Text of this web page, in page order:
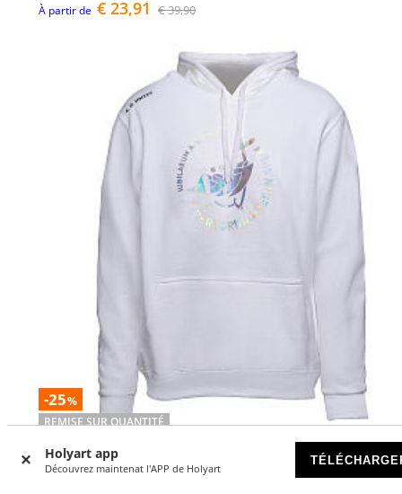
Holyart app
Découvrez maintenat l'APP de Holyart
À partir de € 23,91 € 39,90
-25%
REMISE SUR QUANTITÉ
Sweat à capuche blanc logo officiel Jubilé 2025 impression
holographique